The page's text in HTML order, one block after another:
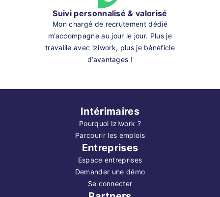
Suivi personnalisé & valorisé
Mon chargé de recrutement dédié
m’accompagne au jour le jour. Plus je
travaille avec iziwork, plus je bénéficie
d’avantages !
Intérimaires
Pourquoi Iziwork ?
Parcourir les emplois
Entreprises
Espace entreprises
Demander une démo
Se connecter